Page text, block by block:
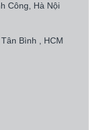
Công, Hà Nội
Bình , HCM